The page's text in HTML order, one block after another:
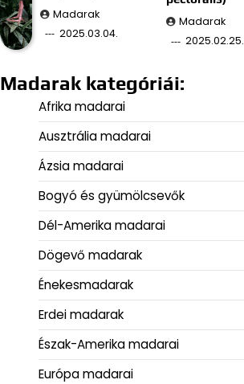
Madarak
2025.03.04.
Madarak
2025.02.25.
Madarak kategóriái:
Afrika madarai
Ausztrália madarai
Ázsia madarai
Bogyó és gyümölcsevők
Dél-Amerika madarai
Dögevő madarak
Énekesmadarak
Erdei madarak
Észak-Amerika madarai
Európa madarai